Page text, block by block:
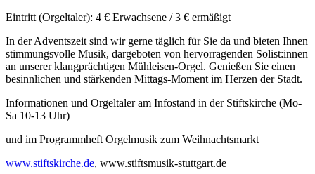
Eintritt (Orgeltaler): 4 € Erwachsene / 3 € ermäßigt
In der Adventszeit sind wir gerne täglich für Sie da und bieten Ihnen
stimmungsvolle Musik, dargeboten von hervorragenden Solist:innen
an unserer klangprächtigen Mühleisen-Orgel. Genießen Sie einen
besinnlichen und stärkenden Mittags-Moment im Herzen der Stadt.
Informationen und Orgeltaler am Infostand in der Stiftskirche (Mo-
Sa 10-13 Uhr)
und im Programmheft Orgelmusik zum Weihnachtsmarkt
www.stiftskirche.de, www.stiftsmusik-stuttgart.de